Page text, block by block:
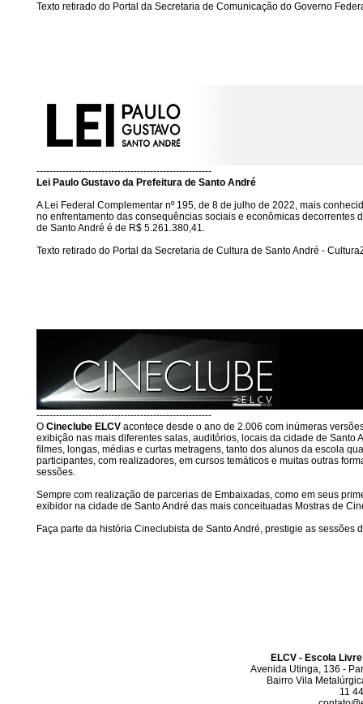
Texto retirado do Portal da Secretaria de Comunicação do Governo
------------------------------------------------------
Lei Paulo Gustavo da Prefeitura de Santo André
A Lei Federal Complementar nº 195, de 8 de julho de 2022, mais
no enfrentamento das consequências sociais e econômicas
de Santo André é de R$ 5.261.380,41.
Texto retirado do Portal da Secretaria de Cultura de Santo André -
------------------------------------------------------
O Cineclube ELCV acontece desde o ano de 2.006 com inúmeras
exibição nas mais diferentes salas, auditórios, locais da cidade de
filmes, longas, médias e curtas metragens, tanto dos alunos da escola
participantes, com realizadores, em cursos temáticos e muitas outras
sessões.
Sempre com realização de parcerias de Embaixadas, como em seus
exibidor na cidade de Santo André das mais conceituadas Mostras de
Faça parte da história Cineclubista de Santo André, prestigie as sessões
ELCV - Escola
Avenida Utinga, 136 -
Bairro Vila
11